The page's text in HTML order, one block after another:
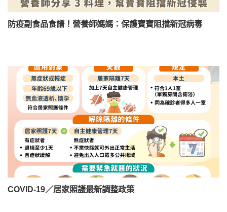
防疫副食品食譜！營養師媽媽：保護寶寶阻擋新冠病毒
COVID-19／居家照護最新調整政策